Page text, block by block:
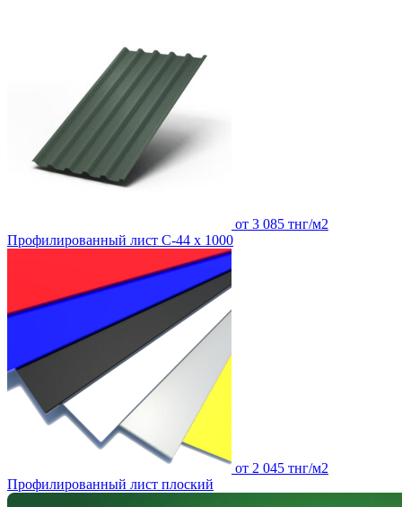
от 3 085 тнг/м2
Профилированный лист С-44 х 1000
от 2 045 тнг/м2
Профилированный лист плоский